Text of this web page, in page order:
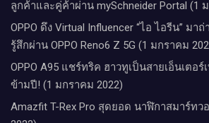
ลูกค้าและคู่ค้าผ่าน mySchneider Portal (1
OPPO ดึง Virtual Influencer “ไอ ไอรีน” ม
รู้สึกผ่าน OPPO Reno6 Z 5G (1 มกราคม
OPPO A95 แชร์ทริค ฮาวทูเป็นสายเอ็นเตอ
ข้ามปี! (1 มกราคม 2022)
Amazfit T-Rex Pro สุดยอด นาฬิกาสมาร์ท